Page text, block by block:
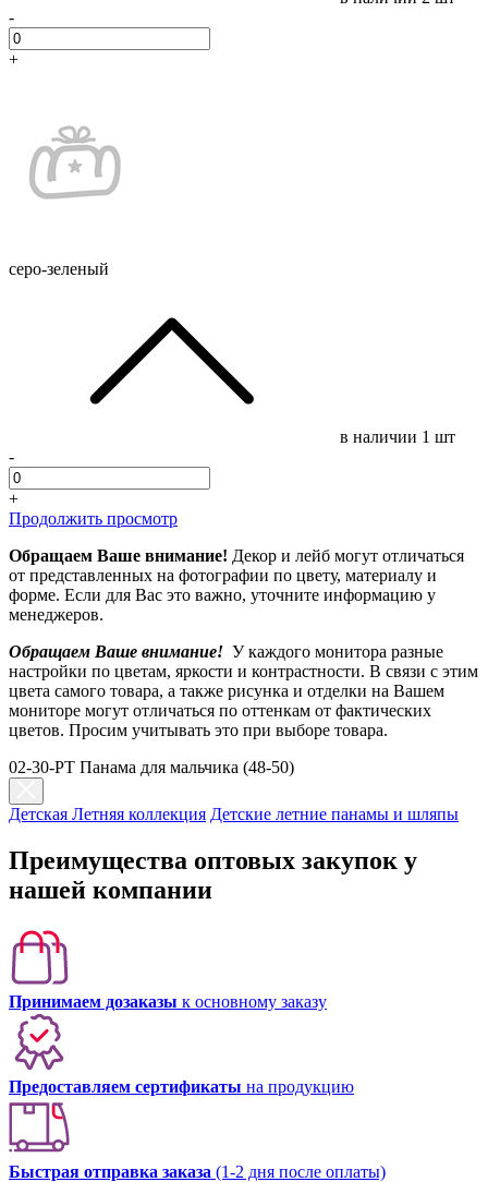
-
+
серо-зеленый
в наличии 1 шт
-
+
Продолжить просмотр
Обращаем Ваше внимание! Декор и лейб могут отличаться
от представленных на фотографии по цвету, материалу и
форме. Если для Вас это важно, уточните информацию у
менеджеров.
Обращаем Ваше внимание! У каждого монитора разные
настройки по цветам, яркости и контрастности. В связи с этим
цвета самого товара, а также рисунка и отделки на Вашем
мониторе могут отличаться по оттенкам от фактических
цветов. Просим учитывать это при выборе товара.
02-30-PT Панама для мальчика (48-50)
Детская Летняя коллекция Детские летние панамы и шляпы
Преимущества оптовых закупок у
нашей компании
Принимаем дозаказы к основному заказу
Предоставляем сертификаты на продукцию
Быстрая отправка заказа (1-2 дня после оплаты)